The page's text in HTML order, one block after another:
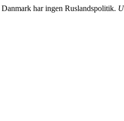
har ingen Ruslandspolitik.